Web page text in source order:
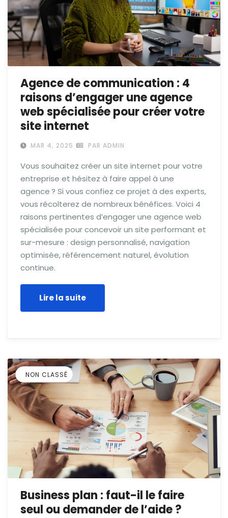
Agence de communication : 4
raisons d’engager une agence
web spécialisée pour créer votre
site internet
MAR 4, 2025 PAR ADMIN
Vous souhaitez créer un site internet pour votre
entreprise et hésitez à faire appel à une
agence ? Si vous confiez ce projet à des experts,
vous récolterez de nombreux bénéfices. Voici 4
raisons pertinentes d’engager une agence web
spécialisée pour concevoir un site performant et
sur-mesure : design personnalisé, navigation
optimisée, référencement naturel, évolution
continue.
Lire la suite
NON CLASSÉ
Business plan : faut-il le faire
seul ou demander de l’aide ?